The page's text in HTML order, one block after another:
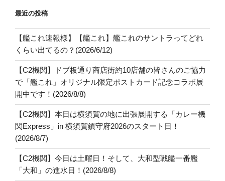
最近の投稿
【艦これ速報様】【艦これ】艦これのサントラってどれ
くらい出てるの？(2026/6/12)
【C2機関】ドブ板通り商店街約10店舗の皆さんのご協力
で「艦これ」オリジナル限定ポストカード記念コラボ展
開中です！(2026/8/8)
【C2機関】本日は横須賀の地に出張展開する「カレー機
関Express」in 横須賀鎮守府2026のスタート日！
(2026/8/7)
【C2機関】今日は土曜日！そして、大和型戦艦一番艦
「大和」の進水日！(2026/8/8)